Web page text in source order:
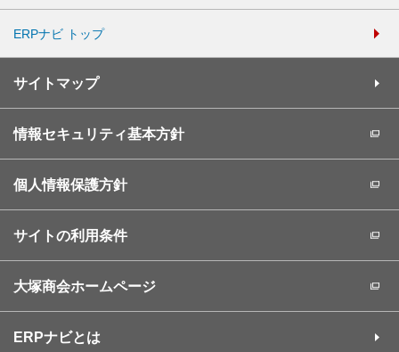
ERPナビ トップ
サイトマップ
情報セキュリティ基本方針
個人情報保護方針
サイトの利用条件
大塚商会ホームページ
ERPナビとは